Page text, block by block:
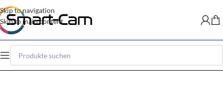
Skip to navigation
Skip to main content